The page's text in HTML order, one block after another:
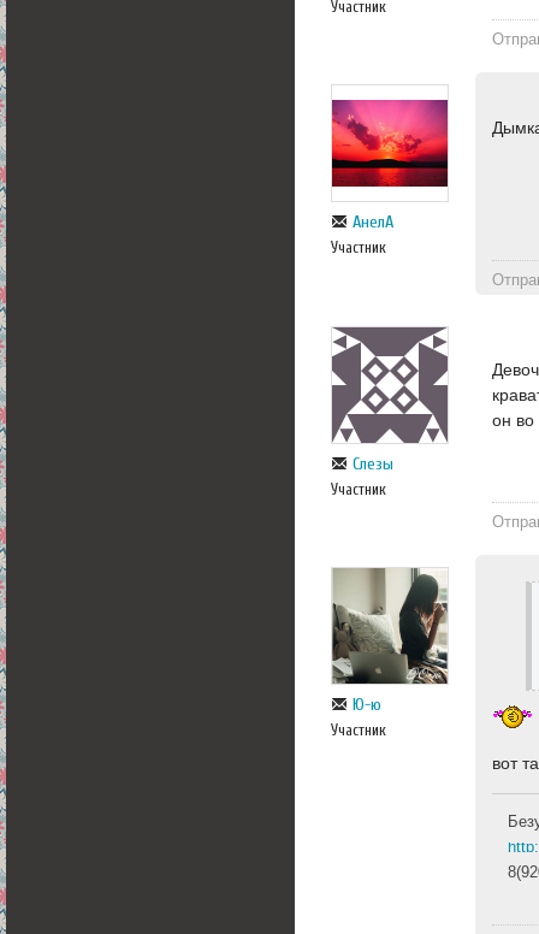
Участник
АнелА
Участник
Слезы
Участник
он во
Ю-ю
Участник
вот